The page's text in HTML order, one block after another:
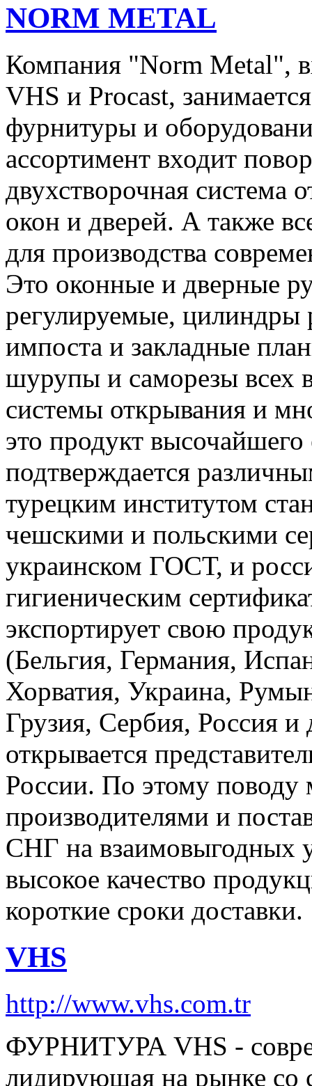
NORM METAL
Компания "Norm Metal",
VHS и Procast,
фурнитуры и
ассортимент входит
двухстворочная система
окон и дверей. А также
для производства
Это оконные и дверные
регулируемые, цилиндры
импоста и закладные
шурупы и саморезы всех
системы открывания и
это продукт высочайшего
подтверждается
турецким институтом
чешскими и польскими
украинском ГОСТ, и
гигиеническим
экспортирует свою
(Бельгия, Германия,
Хорватия, Украина,
Грузия, Сербия, Россия
открывается
России. По этому поводу
производителями и
СНГ на взаимовыгодных
высокое качество
короткие сроки доставки.
VHS
http://www.vhs.com.tr
ФУРНИТУРА VHS -
лидирующая на рынке со